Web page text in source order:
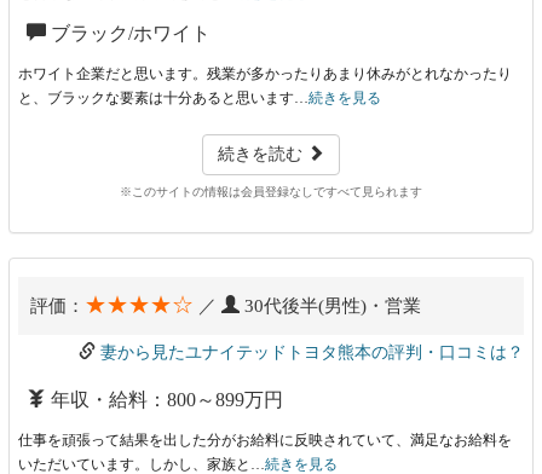
ブラック/ホワイト
ホワイト企業だと思います。残業が多かったりあまり休みがとれなかったり
と、ブラックな要素は十分あると思います… 続きを見る
続きを読む
※このサイトの情報は会員登録なしですべて見られます
評価： ★★★★☆ ／ 30代後半(男性)・営業
妻から見たユナイテッドトヨタ熊本の評判・口コミは？
年収・給料：800～899万円
仕事を頑張って結果を出した分がお給料に反映されていて、満足なお給料を
いただいています。しかし、家族と… 続きを見る